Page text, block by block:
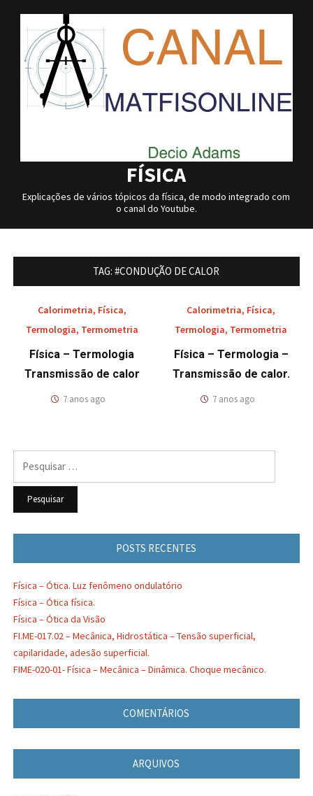
to
content
FÍSICA
Explicações de vários tópicos da física, de modo integrado com
o canal do Youtube.
TAG:#CONDUÇÃO DE CALOR
Calorimetria, Física,
Termologia, Termometria
Física – Termologia
Transmissão de calor
7 anos ago
Calorimetria, Física,
Termologia, Termometria
Física – Termologia –
Transmissão de calor.
7 anos ago
POSTS RECENTES
Física – Ótica. Luz fenômeno ondulatório
Física – Ótica física.
Física – Ótica da Visão
FI.ME-017.02 – Mecânica, Hidrostática – Tensão superficial,
capilaridade, adesão superficial.
FIME-020-01- Física – Mecânica – Dinâmica. Choque mecânico.
COMENTÁRIOS
ARQUIVOS